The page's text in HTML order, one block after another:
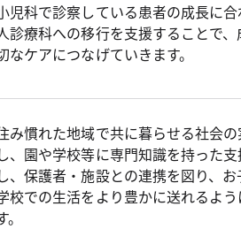
児科で診察している患者の成長に
診療科への移行を支援することで
なケアにつなげていきます。
み慣れた地域で共に暮らせる社会
、園や学校等に専門知識を持った
、保護者・施設との連携を図り、
校での生活をより豊かに送れるよ
。